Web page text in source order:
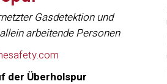
Gasdetektion und
arbeitende Personen
der Überholspur